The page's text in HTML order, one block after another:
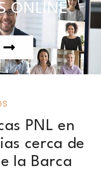
ONLINE
PNL en
cerca de
la Barca